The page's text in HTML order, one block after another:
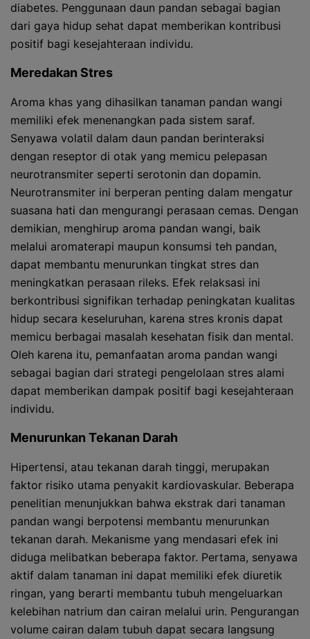
diabetes. Penggunaan daun pandan sebagai bagian
dari gaya hidup sehat dapat memberikan kontribusi
positif bagi kesejahteraan individu.
Meredakan Stres
Aroma khas yang dihasilkan tanaman pandan wangi
memiliki efek menenangkan pada sistem saraf.
Senyawa volatil dalam daun pandan berinteraksi
dengan reseptor di otak yang memicu pelepasan
neurotransmiter seperti serotonin dan dopamin.
Neurotransmiter ini berperan penting dalam mengatur
suasana hati dan mengurangi perasaan cemas. Dengan
demikian, menghirup aroma pandan wangi, baik
melalui aromaterapi maupun konsumsi teh pandan,
dapat membantu menurunkan tingkat stres dan
meningkatkan perasaan rileks. Efek relaksasi ini
berkontribusi signifikan terhadap peningkatan kualitas
hidup secara keseluruhan, karena stres kronis dapat
memicu berbagai masalah kesehatan fisik dan mental.
Oleh karena itu, pemanfaatan aroma pandan wangi
sebagai bagian dari strategi pengelolaan stres alami
dapat memberikan dampak positif bagi kesejahteraan
individu.
Menurunkan Tekanan Darah
Hipertensi, atau tekanan darah tinggi, merupakan
faktor risiko utama penyakit kardiovaskular. Beberapa
penelitian menunjukkan bahwa ekstrak dari tanaman
pandan wangi berpotensi membantu menurunkan
tekanan darah. Mekanisme yang mendasari efek ini
diduga melibatkan beberapa faktor. Pertama, senyawa
aktif dalam tanaman ini dapat memiliki efek diuretik
ringan, yang berarti membantu tubuh mengeluarkan
kelebihan natrium dan cairan melalui urin. Pengurangan
volume cairan dalam tubuh dapat secara langsung